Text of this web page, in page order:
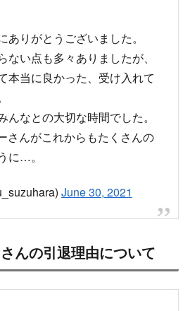
ありがとうございました。
ない点も多々ありましたが、
本当に良かった、受け入れて
んなとの大切な時間でした。
さんがこれからもたくさんの
に…。
June 30, 2021
んの引退理由について